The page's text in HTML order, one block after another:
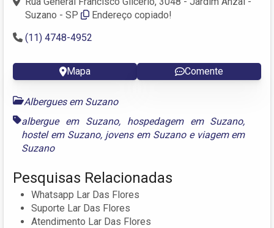
Suzano - SP
Endereço copiado!
(11) 4748-4952
Mapa Comente
Albergues em Suzano
albergue em Suzano, hospedagem em Suzano,
hostel em Suzano, jovens em Suzanoe viagem em
Suzano
Pesquisas Relacionadas
Whatsapp Lar Das Flores
Suporte Lar Das Flores
Atendimento Lar Das Flores